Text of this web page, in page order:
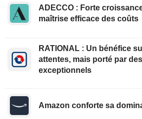
ADECCO : Forte
maîtrise efficace des coûts
RATIONAL : Un bénéfice
attentes, mais porté par
exceptionnels
Amazon conforte sa